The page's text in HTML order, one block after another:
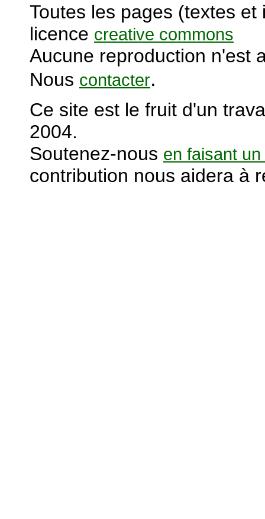
Toutes les pages (textes
licence creative commons
Aucune reproduction n'est
Nous contacter.
Ce site est le fruit d'un
2004.
Soutenez-nous en faisant un
contribution nous aidera à